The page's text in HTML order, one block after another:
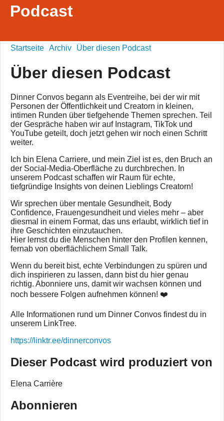
Podcast
Startseite Archiv Über diesen Podcast
Über diesen Podcast
Dinner Convos begann als Eventreihe, bei der wir mit
Personen der Öffentlichkeit und Creatorn in kleinen,
intimen Runden über tiefgehende Themen sprechen. Teil
der Gespräche haben wir auf Instagram, TikTok und
YouTube geteilt, doch jetzt gehen wir noch einen Schritt
weiter.
Ich bin Elena Carriere, und mein Ziel ist es, den Bruch an
der Social-Media-Oberfläche zu durchbrechen. In
unserem Podcast schaffen wir Raum für echte,
tiefgründige Insights von deinen Lieblings Creatorn!
Wir sprechen über mentale Gesundheit, Body
Confidence, Frauengesundheit und vieles mehr – aber
diesmal in einem Format, das uns erlaubt, wirklich tief in
ihre Geschichten einzutauchen.
Hier lernst du die Menschen hinter den Profilen kennen,
fernab von oberflächlichem Small Talk.
Wenn du bereit bist, echte Verbindungen zu spüren und
dich inspirieren zu lassen, dann bist du hier genau
richtig. Abonniere uns, damit wir wachsen können und
noch bessere Folgen aufnehmen können! ❤️
Alle Informationen rund um Dinner Convos findest du in
unserem LinkTree.
https://linktr.ee/dinnerconvos
Dieser Podcast wird produziert von
Elena Carrière
Abonnieren